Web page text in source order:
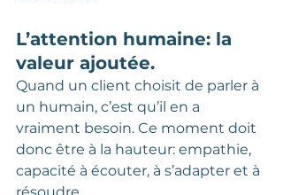
L’attention humaine: la
valeur ajoutée.
Quand un client choisit de parler à
un humain, c’est qu’il en a
vraiment besoin. Ce moment doit
donc être à la hauteur: empathie,
capacité à écouter, à s’adapter et à
résoudre.